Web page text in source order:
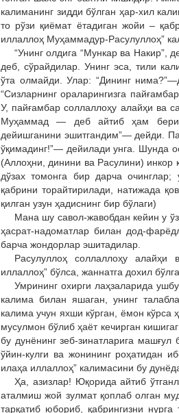
калиманинг зидди бўлган ҳар-хил
то рўзи қиёмат ётадиган жойи –
иллаллоҳ Муҳаммадур-Расулуллоҳ”
“Унинг олдига “Мункар ва Накир”,
деб, сўрайдилар. Унинг эса, тили
ўта олмайди. Улар: “Дининг
“Сизларнинг ораларингизга
У, пайғамбар соллаллоҳу алайҳи ва
Муҳаммад — деб айтиб ҳам
дейишганини эшитгандим”— дейди.
ўқимадинг!”— дейилади унга. Шунда
(Аллоҳни, динини ва Расулини) инкор
дўзах томонга бир дарча очинглар;
қабрини торайтирилади, натижада
қилган узун ҳадиснинг бир бўлаги)
Мана шу савол-жавобдан кейин у
ҳасрат-надоматлар билан дод-
барча жондорлар эшитадилар.
Расулуллоҳ соллаллоҳу
иллаллоҳ” бўлса, жаннатга дохил
Умрининг охирги лаҳзаларида
калима билан яшаган, унинг
калима учун яхши кўрган, ёмон
мусулмон бўлиб ҳаёт кечирган
бу дунёнинг зеб-зинатларига
ўйин-кулги ва жонининг роҳатидан
илаҳа иллаллоҳ” калимасини бу
Ҳа, азизлар! Юқорида айтиб
аталмиш жой зулмат қоплаб олган
тарқатиб юбориб, қабрингизни